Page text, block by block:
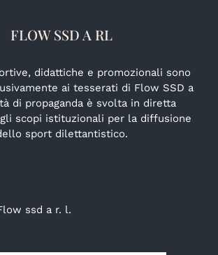
FLOW SSD A RL
didattiche e promozionali sono
ai tesserati di Flow SSD a
di propaganda è svolta in diretta
scopi istituzionali per la diffusione
sport dilettantistico.
ssd a r. l.